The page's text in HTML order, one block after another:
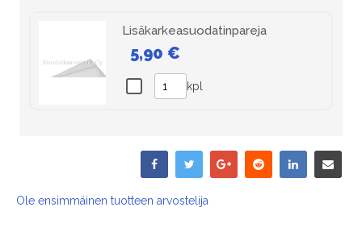
Lisäkarkeasuodatinpareja
5,90 €
kpl
Ole ensimmäinen tuotteen arvostelija